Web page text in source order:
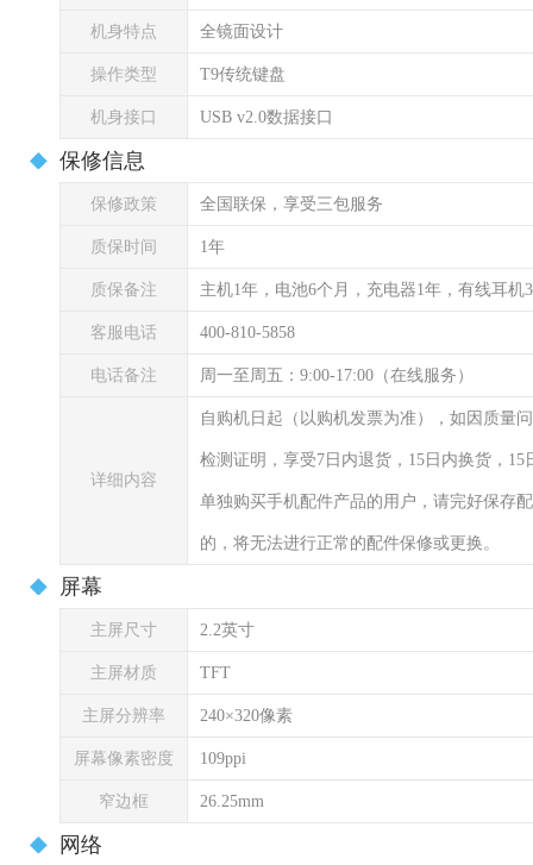
机身特点 全镜面设计
操作类型 T9传统键盘
机身接口 USB v2.0数据接口
保修信息
保修政策 全国联保，享受三包服务
质保时间 1年
质保备注 主机1年，电池6个月，充电器1年，有线耳机
客服电话 400-810-5858
电话备注 周一至周五：9:00-17:00（在线服务）
详细内容
自购机日起（以购机发票为准），如因质量
检测证明，享受7日内退货，15日内换货，
单独购买手机配件产品的用户，请完好保存
的，将无法进行正常的配件保修或更换。
屏幕
主屏尺寸 2.2英寸
主屏材质 TFT
主屏分辨率 240×320像素
屏幕像素密度 109ppi
窄边框 26.25mm
网络